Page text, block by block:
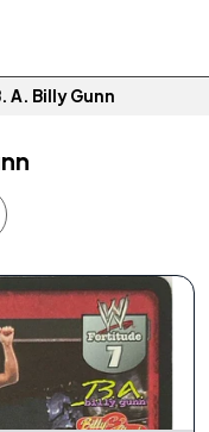
A. Billy Gunn